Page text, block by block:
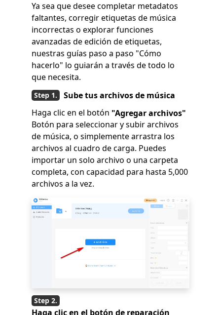
Ya sea que desee completar metadatos
faltantes, corregir etiquetas de música
incorrectas o explorar funciones
avanzadas de edición de etiquetas,
nuestras guías paso a paso "Cómo
hacerlo" lo guiarán a través de todo lo
que necesita.
Sube tus archivos de música
Haga clic en el botón "Agregar archivos"
Botón para seleccionar y subir archivos
de música, o simplemente arrastra los
archivos al cuadro de carga. Puedes
importar un solo archivo o una carpeta
completa, con capacidad para hasta 5,000
archivos a la vez.
Haga clic en el botón de reparación